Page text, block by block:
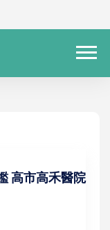
高市高禾醫院